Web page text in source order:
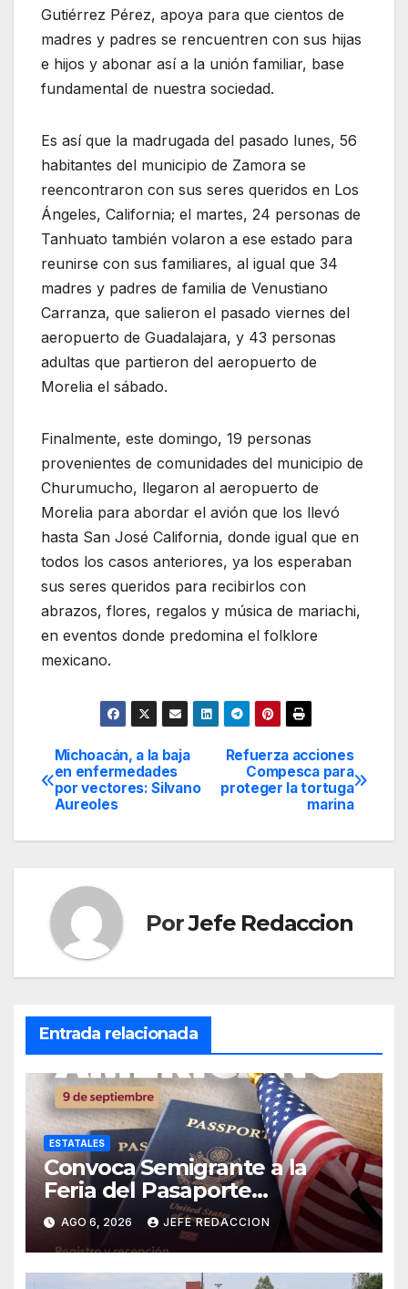
Gutiérrez Pérez, apoya para que cientos de
madres y padres se rencuentren con sus hijas
e hijos y abonar así a la unión familiar, base
fundamental de nuestra sociedad.
Es así que la madrugada del pasado lunes, 56
habitantes del municipio de Zamora se
reencontraron con sus seres queridos en Los
Ángeles, California; el martes, 24 personas de
Tanhuato también volaron a ese estado para
reunirse con sus familiares, al igual que 34
madres y padres de familia de Venustiano
Carranza, que salieron el pasado viernes del
aeropuerto de Guadalajara, y 43 personas
adultas que partieron del aeropuerto de
Morelia el sábado.
Finalmente, este domingo, 19 personas
provenientes de comunidades del municipio de
Churumucho, llegaron al aeropuerto de
Morelia para abordar el avión que los llevó
hasta San José California, donde igual que en
todos los casos anteriores, ya los esperaban
sus seres queridos para recibirlos con
abrazos, flores, regalos y música de mariachi,
en eventos donde predomina el folklore
mexicano.
Navegación
de
entradas
Refuerza acciones
Compesca para
proteger la tortuga
marina
Michoacán, a la baja
en enfermedades
por vectores: Silvano
Aureoles
PorJefe Redaccion
Entrada relacionada
ESTATALES
Convoca Semigrante a la
Feria del Pasaporte
Estadounidense 2026
AGO 6, 2026 JEFE REDACCION